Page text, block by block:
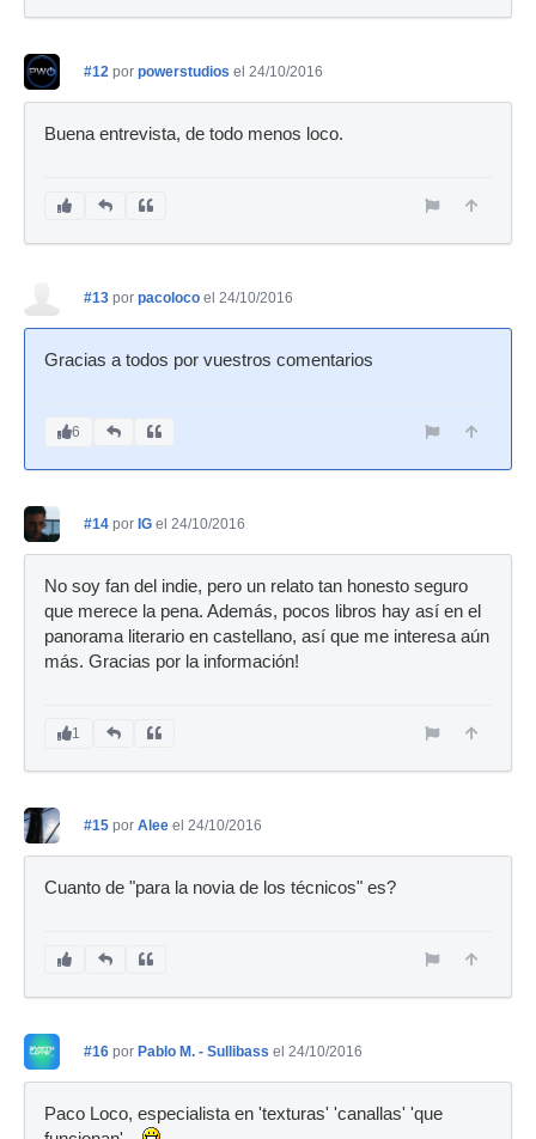
#12 por powerstudios el 24/10/2016
Buena entrevista, de todo menos loco.
#13 por pacoloco el 24/10/2016
Gracias a todos por vuestros comentarios
6
#14 por IG el 24/10/2016
No soy fan del indie, pero un relato tan honesto seguro
que merece la pena. Además, pocos libros hay así en el
panorama literario en castellano, así que me interesa aún
más. Gracias por la información!
1
#15 por Alee el 24/10/2016
Cuanto de "para la novia de los técnicos" es?
#16 por Pablo M. - Sullibass el 24/10/2016
Paco Loco, especialista en 'texturas' 'canallas' 'que